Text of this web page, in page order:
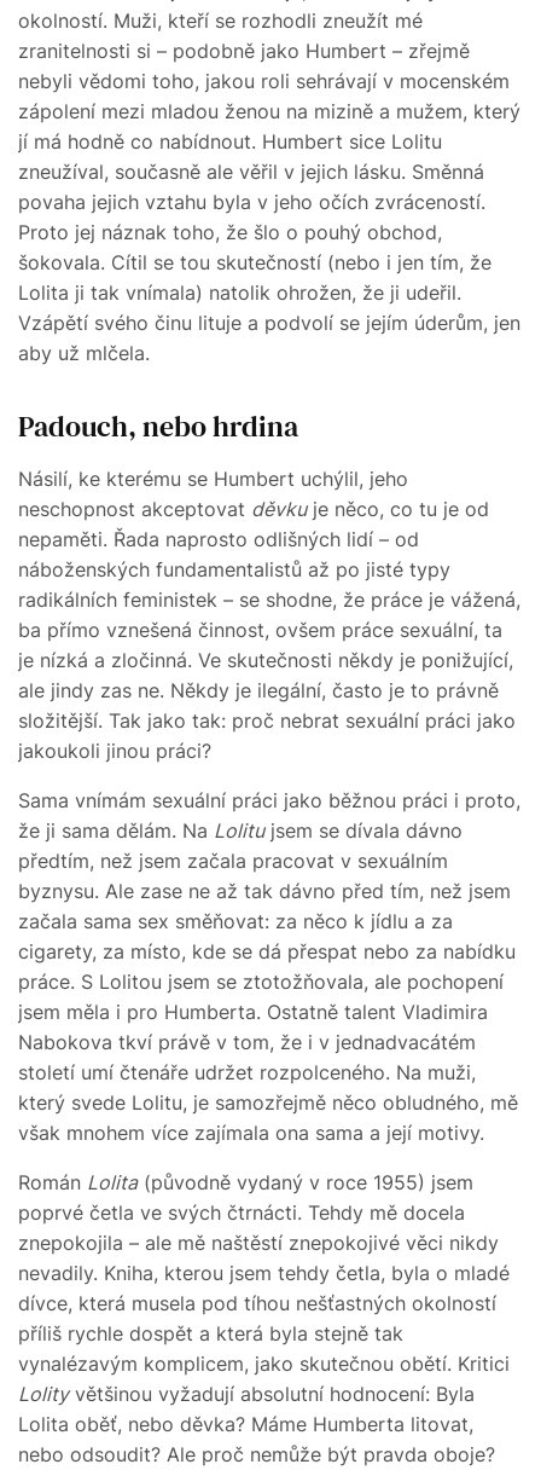
okolností. Muži, kteří se rozhodli zneužít mé
zranitelnosti si – podobně jako Humbert – zřejmě
nebyli vědomi toho, jakou roli sehrávají v mocenském
zápolení mezi mladou ženou na mizině a mužem, který
jí má hodně co nabídnout. Humbert sice Lolitu
zneužíval, současně ale věřil v jejich lásku. Směnná
povaha jejich vztahu byla v jeho očích zvráceností.
Proto jej náznak toho, že šlo o pouhý obchod,
šokovala. Cítil se tou skutečností (nebo i jen tím, že
Lolita ji tak vnímala) natolik ohrožen, že ji udeřil.
Vzápětí svého činu lituje a podvolí se jejím úderům, jen
aby už mlčela.
Padouch, nebo hrdina
Násilí, ke kterému se Humbert uchýlil, jeho
neschopnost akceptovat děvkuje něco, co tu je od
nepaměti. Řada naprosto odlišných lidí – od
náboženských fundamentalistů až po jisté typy
radikálních feministek – se shodne, že práce je vážená,
ba přímo vznešená činnost, ovšem práce sexuální, ta
je nízká a zločinná. Ve skutečnosti někdy je ponižující,
ale jindy zas ne. Někdy je ilegální, často je to právně
složitější. Tak jako tak: proč nebrat sexuální práci jako
jakoukoli jinou práci?
Sama vnímám sexuální práci jako běžnou práci i proto,
že ji sama dělám. Na Lolitujsem se dívala dávno
předtím, než jsem začala pracovat v sexuálním
byznysu. Ale zase ne až tak dávno před tím, než jsem
začala sama sex směňovat: za něco k jídlu a za
cigarety, za místo, kde se dá přespat nebo za nabídku
práce. S Lolitou jsem se ztotožňovala, ale pochopení
jsem měla i pro Humberta. Ostatně talent Vladimira
Nabokova tkví právě v tom, že i v jednadvacátém
století umí čtenáře udržet rozpolceného. Na muži,
který svede Lolitu, je samozřejmě něco obludného, mě
však mnohem více zajímala ona sama a její motivy.
Román Lolita(původně vydaný v roce 1955) jsem
poprvé četla ve svých čtrnácti. Tehdy mě docela
znepokojila – ale mě naštěstí znepokojivé věci nikdy
nevadily. Kniha, kterou jsem tehdy četla, byla o mladé
dívce, která musela pod tíhou nešťastných okolností
příliš rychle dospět a která byla stejně tak
vynalézavým komplicem, jako skutečnou obětí. Kritici
Lolityvětšinou vyžadují absolutní hodnocení: Byla
Lolita oběť, nebo děvka? Máme Humberta litovat,
nebo odsoudit? Ale proč nemůže být pravda oboje?